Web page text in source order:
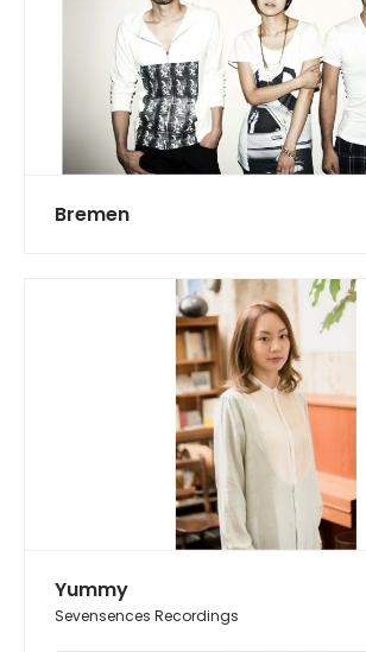
Bremen
Yummy
Sevensences Recordings